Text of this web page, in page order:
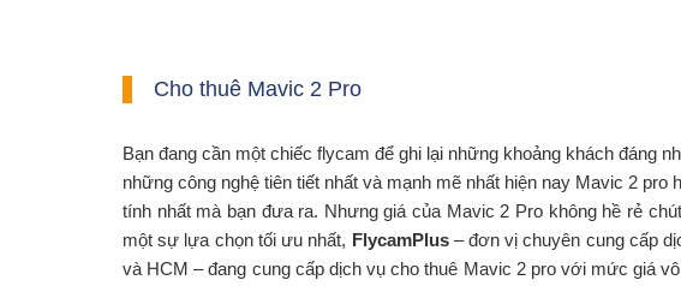
Cho thuê Mavic 2 Pro
Bạn đang cần một chiếc flycam để ghi lại những khoảng khách đáng
những công nghệ tiên tiết nhất và mạnh mẽ nhất hiện nay Mavic 2
tính nhất mà bạn đưa ra. Nhưng giá của Mavic 2 Pro không hề rẻ
một sự lựa chọn tối ưu nhất, FlycamPlus – đơn vị chuyên cung cấp
và HCM – đang cung cấp dịch vụ cho thuê Mavic 2 pro với mức giá